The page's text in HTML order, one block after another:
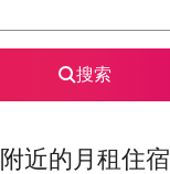
搜索
附近的月租住宿